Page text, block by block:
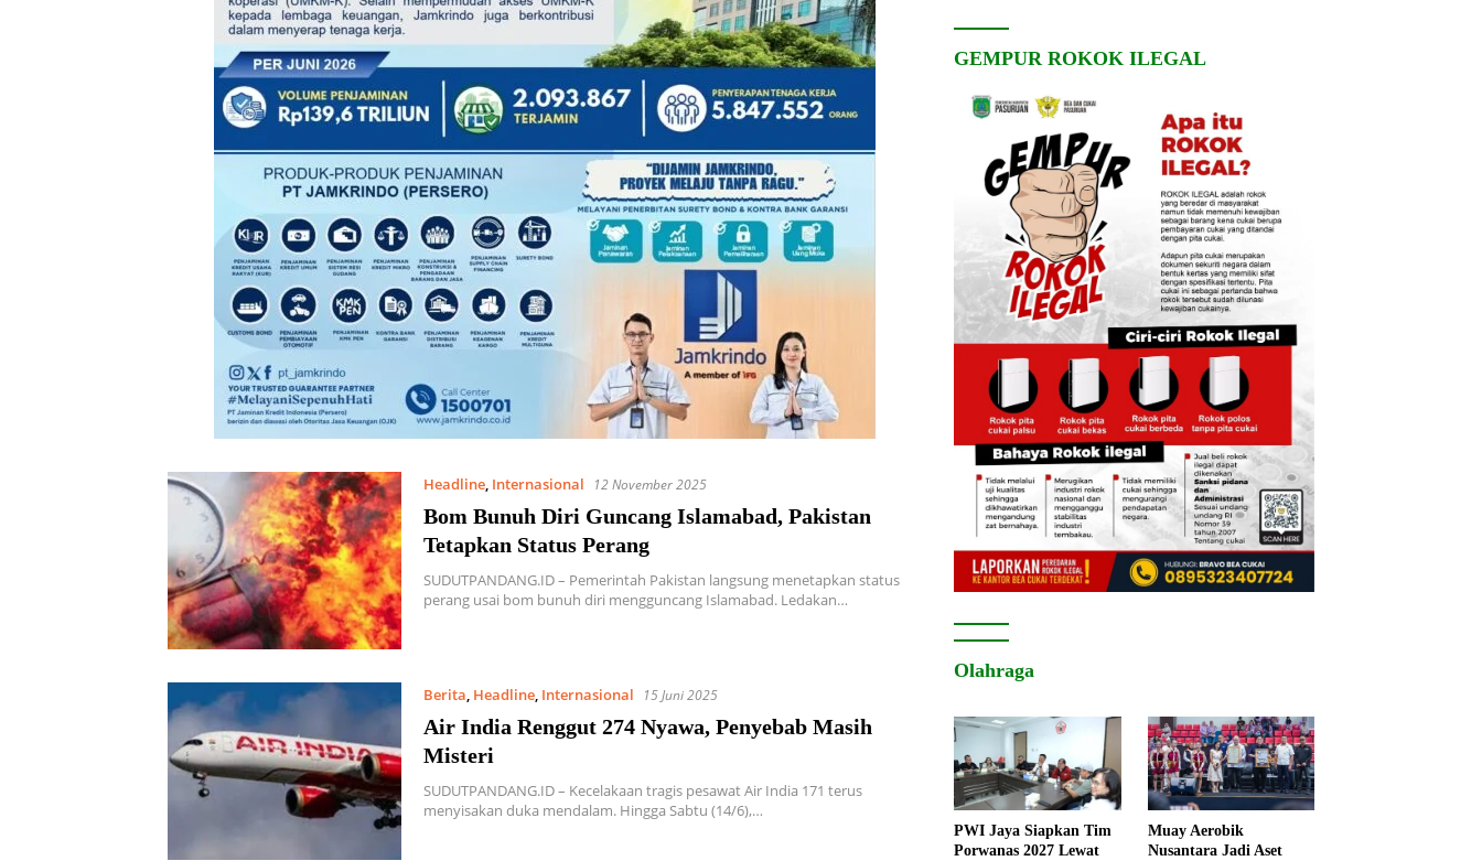
Headline, Internasional 12 November 2025
Bom Bunuh Diri Guncang Islamabad, Pakistan
Tetapkan Status Perang
SUDUTPANDANG.ID – Pemerintah Pakistan langsung menetapkan status
perang usai bom bunuh diri mengguncang Islamabad. Ledakan…
Berita, Headline, Internasional 15 Juni 2025
Air India Renggut 274 Nyawa, Penyebab Masih
Misteri
SUDUTPANDANG.ID – Kecelakaan tragis pesawat Air India 171 terus
menyisakan duka mendalam. Hingga Sabtu (14/6),…
GEMPUR ROKOK ILEGAL
Olahraga
PWI Jaya Siapkan Tim
Porwanas 2027 Lewat
Muay Aerobik
Nusantara Jadi Aset